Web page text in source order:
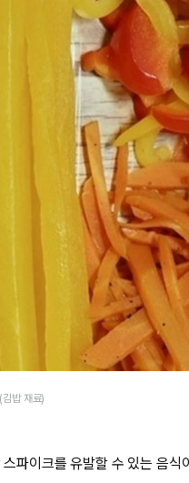
밥 재료)
파이크를 유발할 수 있는 음식